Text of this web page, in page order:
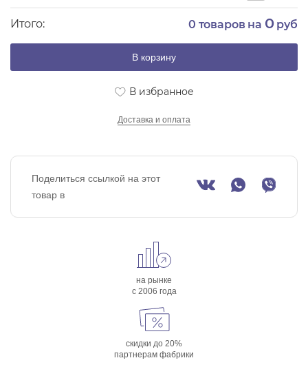
Итого: 0 товаров на 0руб
В корзину
В избранное
Доставка и оплата
Поделиться ссылкой на этот
товар в
на рынке
с 2006 года
скидки до 20%
партнерам фабрики